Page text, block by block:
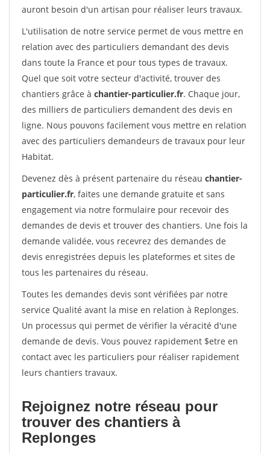
auront besoin d'un artisan pour réaliser leurs travaux.
L'utilisation de notre service permet de vous mettre en
relation avec des particuliers demandant des devis
dans toute la France et pour tous types de travaux.
Quel que soit votre secteur d'activité, trouver des
chantiers grâce à chantier-particulier.fr. Chaque jour,
des milliers de particuliers demandent des devis en
ligne. Nous pouvons facilement vous mettre en relation
avec des particuliers demandeurs de travaux pour leur
Habitat.
Devenez dès à présent partenaire du réseau chantier-
particulier.fr, faites une demande gratuite et sans
engagement via notre formulaire pour recevoir des
demandes de devis et trouver des chantiers. Une fois la
demande validée, vous recevrez des demandes de
devis enregistrées depuis les plateformes et sites de
tous les partenaires du réseau.
Toutes les demandes devis sont vérifiées par notre
service Qualité avant la mise en relation à Replonges.
Un processus qui permet de vérifier la véracité d'une
demande de devis. Vous pouvez rapidement $etre en
contact avec les particuliers pour réaliser rapidement
leurs chantiers travaux.
Rejoignez notre réseau pour
trouver des chantiers à
Replonges